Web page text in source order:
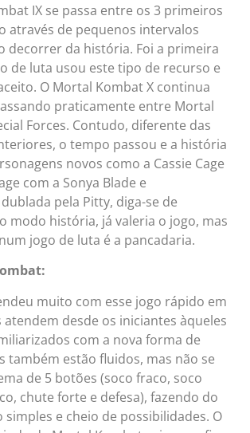
IX se passa entre os 3 primeiros
através de pequenos intervalos
decorrer da história. Foi a primeira
de luta usou este tipo de recurso e
O Mortal Kombat X continua
praticamente entre Mortal
Forces. Contudo, diferente das
o tempo passou e a história
novos como a Cassie Cage
com a Sonya Blade e
pela Pitty, diga-se de
modo história, já valeria o jogo, mas
jogo de luta é a pancadaria.
muito com esse jogo rápido em
desde os iniciantes àqueles
com a nova forma de
também estão fluidos, mas não se
de 5 botões (soco fraco, soco
chute forte e defesa), fazendo do
e cheio de possibilidades. O